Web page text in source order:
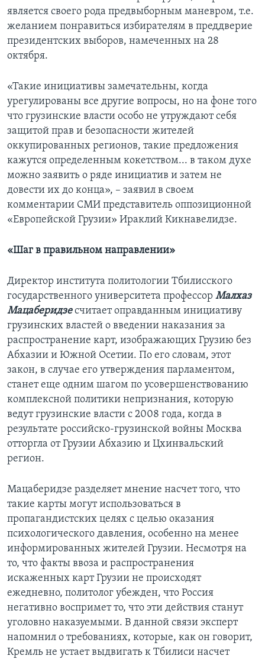
является своего рода предвыборным маневром, т.е.
желанием понравиться избирателям в преддверие
президентских выборов, намеченных на 28
октября.
«Такие инициативы замечательны, когда
урегулированы все другие вопросы, но на фоне того
что грузинские власти особо не утруждают себя
защитой прав и безопасности жителей
оккупированных регионов, такие предложения
кажутся определенным кокетством... в таком духе
можно заявить о ряде инициатив и затем не
довести их до конца», – заявил в своем
комментарии СМИ представитель оппозиционной
«Европейской Грузии» Ираклий Кикнавелидзе.
«Шаг в правильном направлении»
Директор института политологии Тбилисского
государственного университета профессор Малхаз
Мацаберидзесчитает оправданным инициативу
грузинских властей о введении наказания за
распространение карт, изображающих Грузию без
Абхазии и Южной Осетии. По его словам, этот
закон, в случае его утверждения парламентом,
станет еще одним шагом по усовершенствованию
комплексной политики непризнания, которую
ведут грузинские власти с 2008 года, когда в
результате российско-грузинской войны Москва
отторгла от Грузии Абхазию и Цхинвальский
регион.
Мацаберидзе разделяет мнение насчет того, что
такие карты могут использоваться в
пропагандистских целях с целью оказания
психологического давления, особенно на менее
информированных жителей Грузии. Несмотря на
то, что факты ввоза и распространения
искаженных карт Грузии не происходят
ежедневно, политолог убежден, что Россия
негативно воспримет то, что эти действия станут
уголовно наказуемыми. В данной связи эксперт
напомнил о требованиях, которые, как он говорит,
Кремль не устает выдвигать к Тбилиси насчет